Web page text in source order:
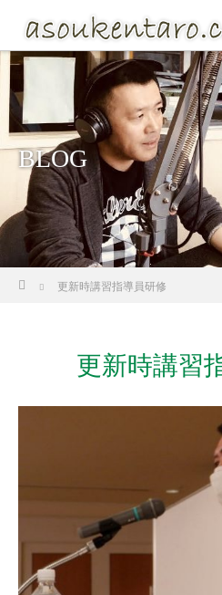
BLOG
更新時講習指導員研修
更新時講習